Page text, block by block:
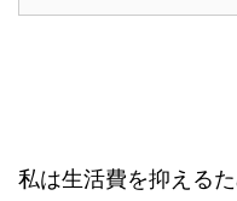
私は生活費を抑える